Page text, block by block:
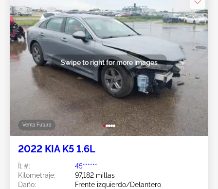
Venta Futura
Swipe to right for more images
2022 KIA K5 1.6L
Ít #:
45******
Kilometraje:
97,182 millas
Daño:
Frente izquierdo/Delantero